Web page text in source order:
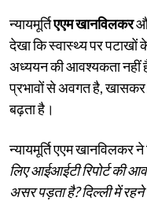
न्यायमूर्तिएएम खानविलकर
देखा कि स्वास्थ्य पर पटाखों
अध्ययन की आवश्यकता नहीं
प्रभावों से अवगत है, खासकर
बढ़ता है।
न्यायमूर्ति एएम खानविलकर ने
लिए आईआईटी रिपोर्ट की
असर पड़ता है? दिल्ली में रहने